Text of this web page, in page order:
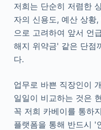
저희는 단순히 저렴한
자의 신용도, 예산 상황
으로 고려하여 앞서 언
해지 위약금' 같은 단점
다.
업무로 바쁜 직장인이
일일이 비교하는 것은
꼭 저희 카베이를 통하
플랫폼을 통해 반드시 '